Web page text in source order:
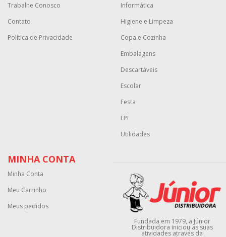
Trabalhe Conosco
Contato
Política de Privacidade
Informática
Higiene e Limpeza
Copa e Cozinha
Embalagens
Descartáveis
Escolar
Festa
EPI
Utilidades
MINHA CONTA
Minha Conta
Meu Carrinho
Meus pedidos
Fundada em 1979, a Júnior
Distribuidora iniciou as suas
atividades através da